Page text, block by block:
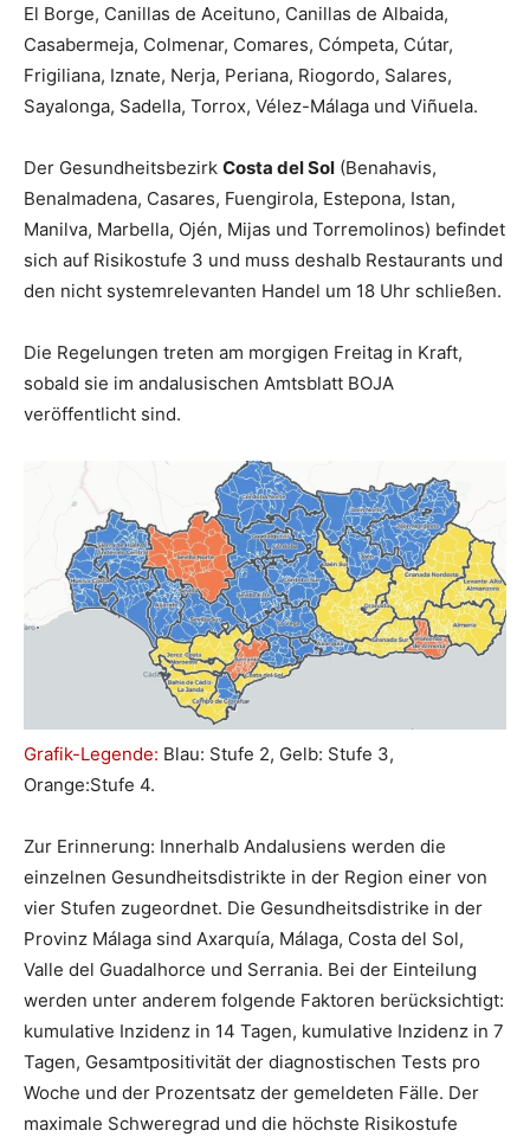
El Borge, Canillas de Aceituno, Canillas de Albaida,
Casabermeja, Colmenar, Comares, Cómpeta, Cútar,
Frigiliana, Iznate, Nerja, Periana, Riogordo, Salares,
Sayalonga, Sadella, Torrox, Vélez-Málaga und Viñuela.
Der Gesundheitsbezirk Costa del Sol (Benahavis,
Benalmadena, Casares, Fuengirola, Estepona, Istan,
Manilva, Marbella, Ojén, Mijas und Torremolinos) befindet
sich auf Risikostufe 3 und muss deshalb Restaurants und
den nicht systemrelevanten Handel um 18 Uhr schließen.
Die Regelungen treten am morgigen Freitag in Kraft,
sobald sie im andalusischen Amtsblatt BOJA
veröffentlicht sind.
Grafik-Legende: Blau: Stufe 2, Gelb: Stufe 3,
Orange:Stufe 4.
Zur Erinnerung: Innerhalb Andalusiens werden die
einzelnen Gesundheitsdistrikte in der Region einer von
vier Stufen zugeordnet. Die Gesundheitsdistrike in der
Provinz Málaga sind Axarquía, Málaga, Costa del Sol,
Valle del Guadalhorce und Serrania. Bei der Einteilung
werden unter anderem folgende Faktoren berücksichtigt:
kumulative Inzidenz in 14 Tagen, kumulative Inzidenz in 7
Tagen, Gesamtpositivität der diagnostischen Tests pro
Woche und der Prozentsatz der gemeldeten Fälle. Der
maximale Schweregrad und die höchste Risikostufe